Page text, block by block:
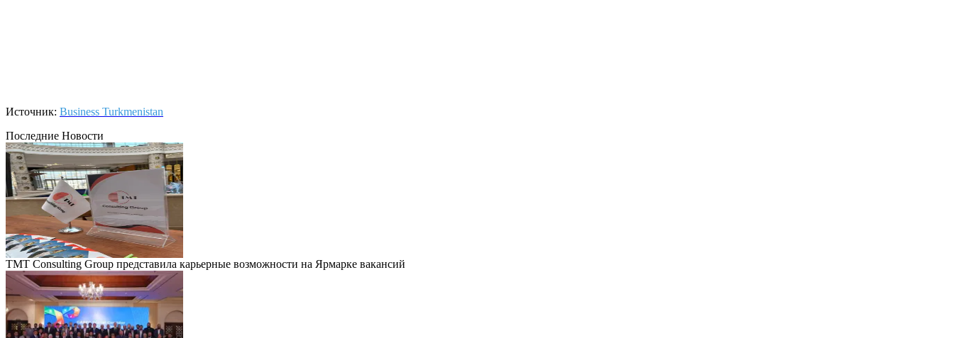
Источник: Business Turkmenistan
Последние Новости
TMT Consulting Group представила карьерные возможности на Ярмарке вакансий